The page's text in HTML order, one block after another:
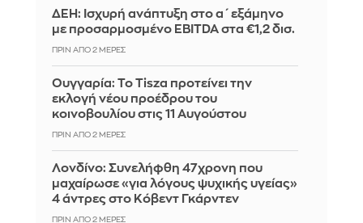
ΔΕΗ: Ισχυρή ανάπτυξη στο α΄ εξάμηνο
με προσαρμοσμένο EBITDA στα €1,2 δισ.
ΠΡΙΝ ΑΠΌ 2 ΜΈΡΕΣ
Ουγγαρία: Το Tisza προτείνει την
εκλογή νέου προέδρου του
κοινοβουλίου στις 11 Αυγούστου
ΠΡΙΝ ΑΠΌ 2 ΜΈΡΕΣ
Λονδίνο: Συνελήφθη 47χρονη που
μαχαίρωσε «για λόγους ψυχικής υγείας»
4 άντρες στο Κόβεντ Γκάρντεν
ΠΡΙΝ ΑΠΌ 2 ΜΈΡΕΣ